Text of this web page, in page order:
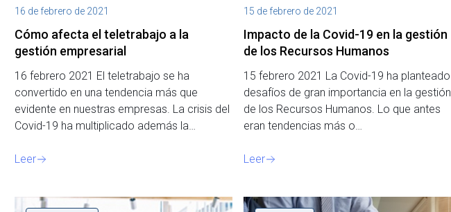
16 de febrero de 2021
Cómo afecta el teletrabajo a la
gestión empresarial
16 febrero 2021 El teletrabajo se ha
convertido en una tendencia más que
evidente en nuestras empresas. La crisis del
Covid-19 ha multiplicado además la…
Leer
15 de febrero de 2021
Impacto de la Covid-19 en la gestión
de los Recursos Humanos
15 febrero 2021 La Covid-19 ha planteado
desafíos de gran importancia en la gestión
de los Recursos Humanos. Lo que antes
eran tendencias más o…
Leer